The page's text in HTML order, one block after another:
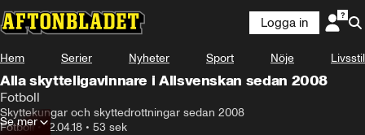
Logga in
Hem Serier Nyheter Sport Nöje Livsstil
Alla skytteligavinnare i Allsvenskan sedan 2008
Fotboll
Skyttekungar och skyttedrottningar sedan 2008
Fotboll•12.04.18 • 53 sek
Se mer